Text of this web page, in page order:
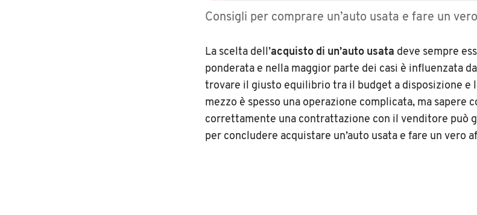
Consigli per comprare un’auto usata e fare un
La scelta dell’acquisto di un’auto usata deve sempre
ponderata e nella maggior parte dei casi è influenzata
trovare il giusto equilibrio tra il budget a disposizione e
mezzo è spesso una operazione complicata, ma sapere
correttamente una contrattazione con il venditore può
per concludere acquistare un’auto usata e fare un vero